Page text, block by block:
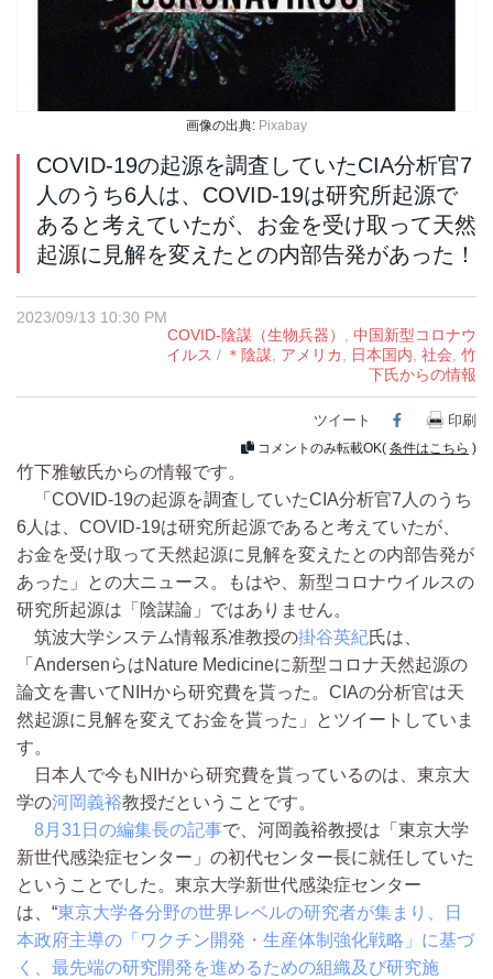
画像の出典: Pixabay
COVID-19の起源を調査していたCIA分析官7
人のうち6人は、COVID-19は研究所起源で
あると考えていたが、お金を受け取って天然
起源に見解を変えたとの内部告発があった！
2023/09/13 10:30 PM
COVID-陰謀（生物兵器） , 中国新型コロナウ
イルス / ＊陰謀, アメリカ, 日本国内, 社会, 竹
下氏からの情報
ツイート Facebook
印刷
コメントのみ転載OK( 条件はこちら )
竹下雅敏氏からの情報です。
「COVID-19の起源を調査していたCIA分析官7人のうち
6人は、COVID-19は研究所起源であると考えていたが、
お金を受け取って天然起源に見解を変えたとの内部告発が
あった」との大ニュース。もはや、新型コロナウイルスの
研究所起源は「陰謀論」ではありません。
筑波大学システム情報系准教授の掛谷英紀氏は、
「AndersenらはNature Medicineに新型コロナ天然起源の
論文を書いてNIHから研究費を貰った。CIAの分析官は天
然起源に見解を変えてお金を貰った」とツイートしていま
す。
日本人で今もNIHから研究費を貰っているのは、東京大
学の河岡義裕教授だということです。
8月31日の編集長の記事で、河岡義裕教授は「東京大学
新世代感染症センター」の初代センター長に就任していた
ということでした。東京大学新世代感染症センター
は、“東京大学各分野の世界レベルの研究者が集まり、日
本政府主導の「ワクチン開発・生産体制強化戦略」に基づ
く、最先端の研究開発を進めるための組織及び研究施